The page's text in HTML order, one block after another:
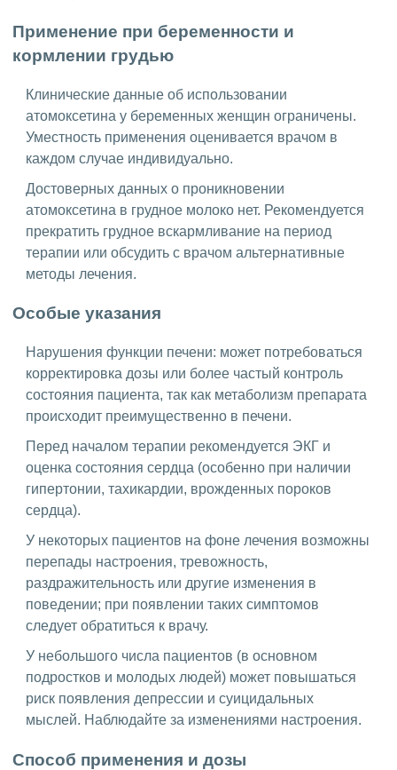
Применение при беременности и
кормлении грудью
Клинические данные об использовании
атомоксетина у беременных женщин ограничены.
Уместность применения оценивается врачом в
каждом случае индивидуально.
Достоверных данных о проникновении
атомоксетина в грудное молоко нет. Рекомендуется
прекратить грудное вскармливание на период
терапии или обсудить с врачом альтернативные
методы лечения.
Особые указания
Нарушения функции печени: может потребоваться
корректировка дозы или более частый контроль
состояния пациента, так как метаболизм препарата
происходит преимущественно в печени.
Перед началом терапии рекомендуется ЭКГ и
оценка состояния сердца (особенно при наличии
гипертонии, тахикардии, врожденных пороков
сердца).
У некоторых пациентов на фоне лечения возможны
перепады настроения, тревожность,
раздражительность или другие изменения в
поведении; при появлении таких симптомов
следует обратиться к врачу.
У небольшого числа пациентов (в основном
подростков и молодых людей) может повышаться
риск появления депрессии и суицидальных
мыслей. Наблюдайте за изменениями настроения.
Способ применения и дозы